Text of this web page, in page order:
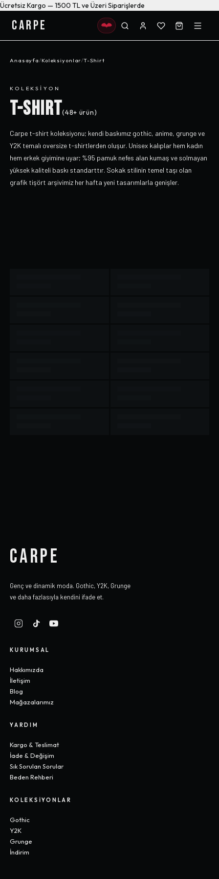
Ücretsiz Kargo — 1500 TL ve Üzeri Siparişlerde
CARPE
Anasayfa/Koleksiyonlar/T-Shirt
KOLEKSIYON
T-SHIRT(48+ ürün)
Carpe t-shirt koleksiyonu; kendi baskımız gothic, anime, grunge ve
Y2K temalı oversize t-shirtlerden oluşur. Unisex kalıplar hem kadın
hem erkek giyimine uyar; %95 pamuk nefes alan kumaş ve solmayan
yüksek kaliteli baskı standarttır. Sokak stilinin temel taşı olan
grafik tişört arşivimiz her hafta yeni tasarımlarla genişler.
CARPE
Genç ve dinamik moda. Gothic, Y2K, Grunge
ve daha fazlasıyla kendini ifade et.
KURUMSAL
Hakkımızda
İletişim
Blog
Mağazalarımız
YARDIM
Kargo & Teslimat
İade & Değişim
Sık Sorulan Sorular
Beden Rehberi
KOLEKSIYONLAR
Gothic
Y2K
Grunge
İndirim